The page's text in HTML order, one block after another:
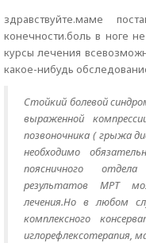
здравствуйте.маме
конечности.боль в ноге
курсы лечения
какое-нибудь
Стойкий болевой
выраженной
позвоночника ( грыжа
необходимо
поясничного
результатов МРТ
лечения.Но в любом
комплексного
иглорефлексотерапия,